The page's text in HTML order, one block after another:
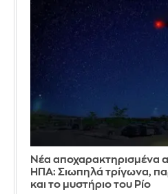
Νέα αποχαρακτηρισμένα
ΗΠΑ: Σιωπηλά τρίγωνα,
και το μυστήριο του Ρίο